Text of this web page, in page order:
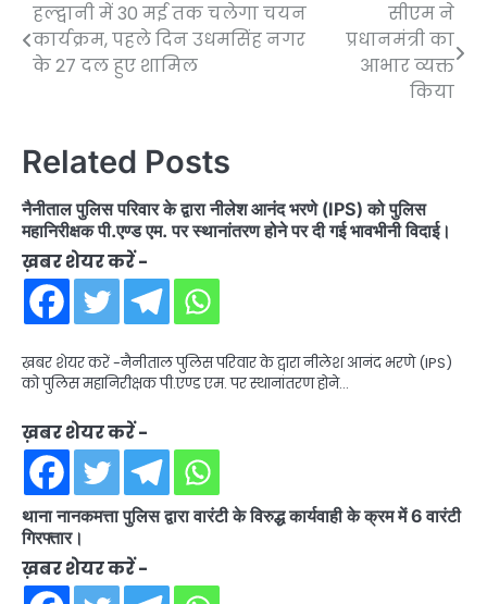
Post
navigation
हल्द्वानी में 30 मई तक चलेगा चयन
कार्यक्रम, पहले दिन उधमसिंह नगर
के 27 दल हुए शामिल
सीएम ने
प्रधानमंत्री का
आभार व्यक्त
किया
Related Posts
नैनीताल पुलिस परिवार के द्वारा नीलेश आनंद भरणे (IPS) को पुलिस
महानिरीक्षक पी.एण्ड एम. पर स्थानांतरण होने पर दी गई भावभीनी विदाई।
ख़बर शेयर करें -
ख़बर शेयर करें -नैनीताल पुलिस परिवार के द्वारा नीलेश आनंद भरणे (IPS)
को पुलिस महानिरीक्षक पी.एण्ड एम. पर स्थानांतरण होने…
ख़बर शेयर करें -
थाना नानकमत्ता पुलिस द्वारा वारंटी के विरुद्ध कार्यवाही के क्रम में 6 वारंटी
गिरफ्तार।
ख़बर शेयर करें -